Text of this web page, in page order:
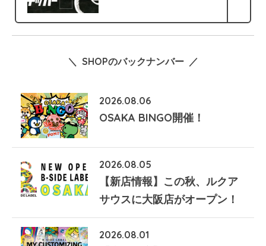
＼ SHOPのバックナンバー ／
2026.08.06
OSAKA BINGO開催！
2026.08.05
【新店情報】この秋、ルクア
サウスに大阪店がオープン！
2026.08.01